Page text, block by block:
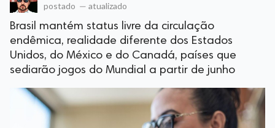
postado — atualizado
Brasil mantém status livre da circulação
endêmica, realidade diferente dos Estados
Unidos, do México e do Canadá, países que
sediarão jogos do Mundial a partir de junho